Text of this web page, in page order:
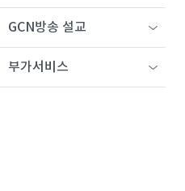
GCN방송 설교
부가서비스